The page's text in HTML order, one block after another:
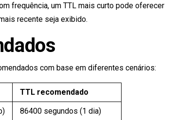
frequência, um TTL mais curto pode oferecer
recente seja exibido.
com base em diferentes cenários:
TTL recomendado
86400 segundos (1 dia)